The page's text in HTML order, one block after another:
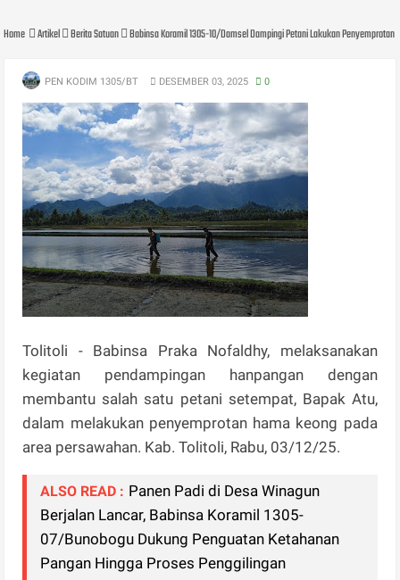
Home Artikel Berita Satuan Babinsa Koramil 1305-10/Damsel Dampingi Petani Lakukan Penyemprotan
PEN KODIM 1305/BT DESEMBER 03, 2025 0
Tolitoli - Babinsa Praka Nofaldhy, melaksanakan
kegiatan pendampingan hanpangan dengan
membantu salah satu petani setempat, Bapak Atu,
dalam melakukan penyemprotan hama keong pada
area persawahan. Kab. Tolitoli, Rabu, 03/12/25.
ALSO READ : Panen Padi di Desa Winagun
Berjalan Lancar, Babinsa Koramil 1305-
07/Bunobogu Dukung Penguatan Ketahanan
Pangan Hingga Proses Penggilingan